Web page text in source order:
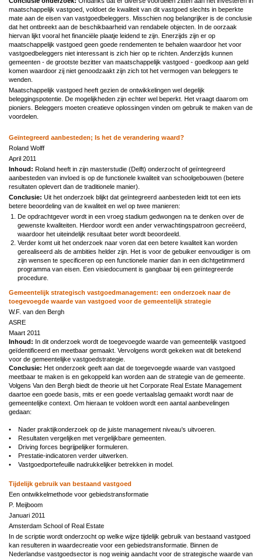
maatschappelijk vastgoed, voldoet de kwaliteit van dit vastgoed slechts in beperkte
mate aan de eisen van vastgoedbeleggers. Misschien nog belangrijker is de conclusie
dat het ontbreekt aan de beschikbaarheid van rendabele objecten. In de oorzaak
hiervan lijkt vooral het financiële plaatje leidend te zijn. Enerzijds zijn er op
maatschappelijk vastgoed geen goede rendementen te behalen waardoor het voor
vastgoedbeleggers niet interessant is zich hier op te richten. Anderzijds kunnen
gemeenten - de grootste bezitter van maatschappelijk vastgoed - goedkoop aan geld
komen waardoor zij niet genoodzaakt zijn zich tot het vermogen van beleggers te
wenden.
Maatschappelijk vastgoed heeft gezien de ontwikkelingen wel degelijk
beleggingspotentie. De mogelijkheden zijn echter wel beperkt. Het vraagt daarom om
pioniers. Beleggers moeten creatieve oplossingen vinden om gebruik te maken van de
voordelen.
Geïntegreerd aanbesteden; Is het de verandering waard?
Roland Wolff
April 2011
Inhoud: Roland heeft in zijn masterstudie (Delft) onderzocht of geïntegreerd
aanbesteden van invloed is op de functionele kwaliteit van schoolgebouwen (betere
resultaten oplevert dan de traditionele manier).
Conclusie: Uit het onderzoek blijkt dat geïntegreerd aanbesteden leidt tot een iets
betere beoordeling van de kwaliteit en wel op twee manieren:
De opdrachtgever wordt in een vroeg stadium gedwongen na te denken over de
gewenste kwaliteiten. Hierdoor wordt een ander verwachtingspatroon gecreëerd,
waardoor het uiteindelijk resultaat beter wordt beoordeeld.
Verder komt uit het onderzoek naar voren dat een betere kwaliteit kan worden
gerealiseerd als de ambities helder zijn. Het is voor de gebuiker eenvoudiger is om
zijn wensen te specificeren op een functionele manier dan in een dichtgetimmerd
programma van eisen. Een visiedocument is gangbaar bij een geïntegreerde
procedure.
Gemeentelijk strategisch vastgoedmanagement: een onderzoek naar de
toegevoegde waarde van vastgoed voor de gemeentelijk strategie
W.F. van den Bergh
ASRE
Maart 2011
Inhoud: In dit onderzoek wordt de toegevoegde waarde van gemeentelijk vastgoed
geïdentificeerd en meetbaar gemaakt. Vervolgens wordt gekeken wat dit betekend
voor de gemeentelijke vastgoedstrategie.
Conclusie: Het onderzoek geeft aan dat de toegevoegde waarde van vastgoed
meetbaar te maken is en gekoppeld kan worden aan de strategie van de gemeente.
Volgens Van den Bergh biedt de theorie uit het Corporate Real Estate Management
daartoe een goede basis, mits er een goede vertaalslag gemaakt wordt naar de
gemeentelijke context. Om hieraan te voldoen wordt een aantal aanbevelingen
gedaan:
• Nader praktijkonderzoek op de juiste management niveau’s uitvoeren.
• Resultaten vergelijken met vergelijkbare gemeenten.
• Driving forces begrijpelijker formuleren.
• Prestatie-indicatoren verder uitwerken.
• Vastgoedportefeuille nadrukkelijker betrekken in model.
Tijdelijk gebruik van bestaand vastgoed
Een ontwikkelmethode voor gebiedstransformatie
P. Meijboom
Januari 2011
Amsterdam School of Real Estate
In de scriptie wordt onderzocht op welke wijze tijdelijk gebruik van bestaand vastgoed
kan resulteren in waardecreatie voor een gebiedstransformatie. Binnen de
Nederlandse vastgoedsector is nog weinig aandacht voor de strategische waarde van